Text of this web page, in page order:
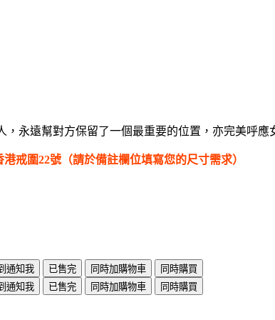
永遠幫對方保留了一個最重要的位置，亦完美呼應
戒圍22號（請於備註欄位填寫您的尺寸需求）
通知我 已售完 同時加購物車
同時購買
通知我 已售完 同時加購物車 同時購買